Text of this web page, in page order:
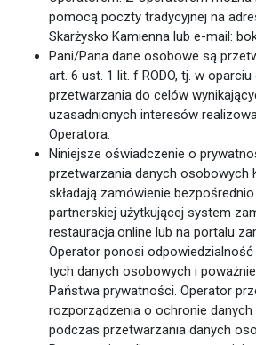
pomocą poczty tradycyjnej na
Skarżysko Kamienna lub e-mail:
Pani/Pana dane osobowe są
art. 6 ust. 1 lit. f RODO, tj. w
przetwarzania do celów
uzasadnionych interesów
Operatora.
Niniejsze oświadczenie o
przetwarzania danych osobowych
składają zamówienie
partnerskiej użytkującej system
restauracja.online lub na portalu
Operator ponosi
tych danych osobowych i
Państwa prywatności. Operator
rozporządzenia o ochronie danych
podczas przetwarzania danych